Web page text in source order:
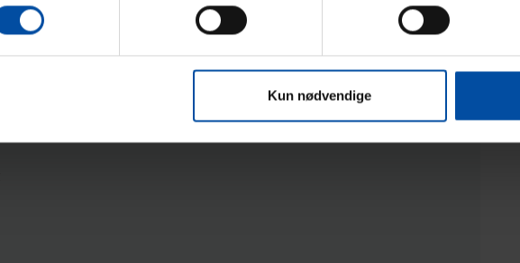
Kun nødvendige